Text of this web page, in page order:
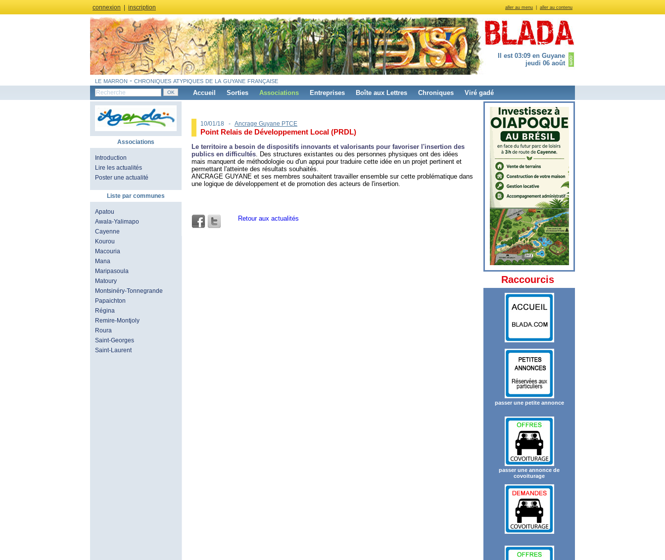
aller au menu aller au contenu
connexion inscription
Il est 03:09 en Guyane
jeudi 06 août
le marron - chroniques atypiques de la guyane française
Accueil Sorties Associations Entreprises Boîte aux Lettres Chroniques Viré gadé
Associations
Introduction
Lire les actualités
Poster une actualité
Liste par communes
Apatou
Awala-Yalimapo
Cayenne
Kourou
Macouria
Mana
Maripasoula
Matoury
Montsinéry-Tonnegrande
Papaichton
Régina
Remire-Montjoly
Roura
Saint-Georges
Saint-Laurent
10/01/18 - Ancrage Guyane PTCE
Point Relais de Développement Local (PRDL)
Le territoire a besoin de dispositifs innovants et valorisants pour favoriser l'insertion des
publics en difficultés . Des structures existantes ou des personnes physiques ont des idées
mais manquent de méthodologie ou d'un appui pour traduire cette idée en un projet pertinent et
permettant l'atteinte des résultats souhaités.
ANCRAGE GUYANE et ses membres souhaitent travailler ensemble sur cette problématique dans
une logique de développement et de promotion des acteurs de l'insertion.
Retour aux actualités
Raccourcis
passer une petite annonce
passer une annonce de
covoiturage